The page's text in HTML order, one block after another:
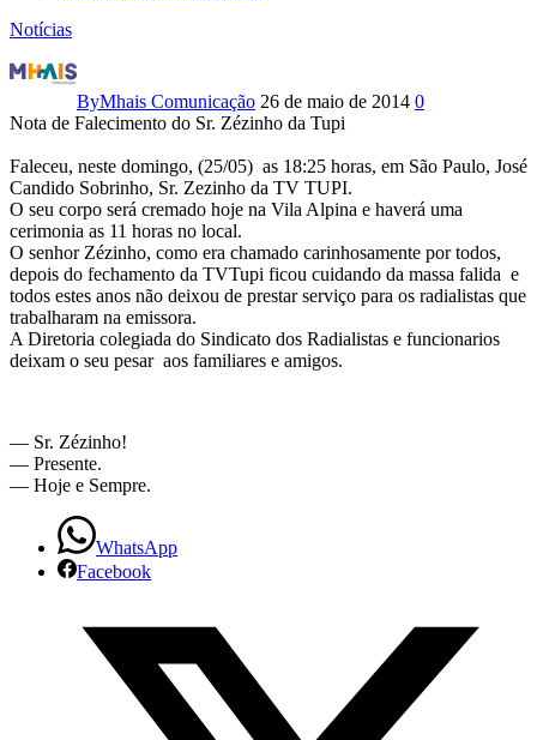
Notícias
Nota
de
Falecimento
do
Sr.
Zezinho
da
Tupi
ByMhais Comunicação 26 de maio de 2014 0
Nota de Falecimento do Sr. Zézinho da Tupi
Faleceu, neste domingo, (25/05) as 18:25 horas, em São Paulo, José
Candido Sobrinho, Sr. Zezinho da TV TUPI.
O seu corpo será cremado hoje na Vila Alpina e haverá uma
cerimonia as 11 horas no local.
O senhor Zézinho, como era chamado carinhosamente por todos,
depois do fechamento da TVTupi ficou cuidando da massa falida e
todos estes anos não deixou de prestar serviço para os radialistas que
trabalharam na emissora.
A Diretoria colegiada do Sindicato dos Radialistas e funcionarios
deixam o seu pesar aos familiares e amigos.
— Sr. Zézinho!
— Presente.
— Hoje e Sempre.
WhatsApp
Facebook